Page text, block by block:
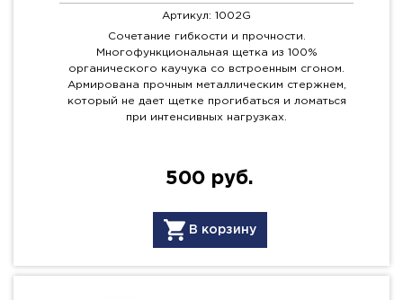
Артикул: 1002G
Сочетание гибкости и прочности.
Многофункциональная щетка из 100%
органического каучука со встроенным сгоном.
Армирована прочным металлическим стержнем,
который не дает щетке прогибаться и ломаться
при интенсивных нагрузках.
500 руб.
В корзину